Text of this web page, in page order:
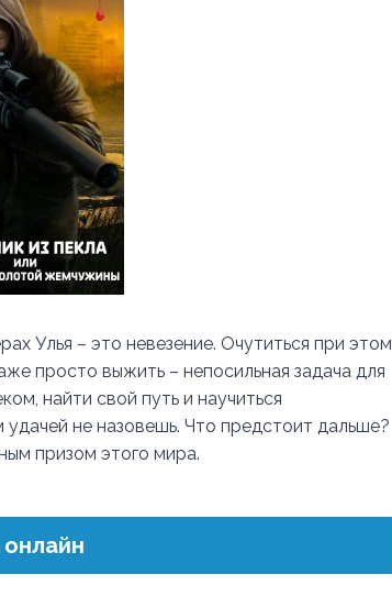
Улья – это невезение. Очутиться при этом
просто выжить – непосильная задача для
найти свой путь и научиться
не назовешь. Что предстоит дальше?
призом этого мира.
онлайн